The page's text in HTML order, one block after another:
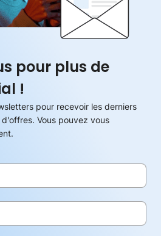
pour plus de
!
pour recevoir les derniers
Vous pouvez vous